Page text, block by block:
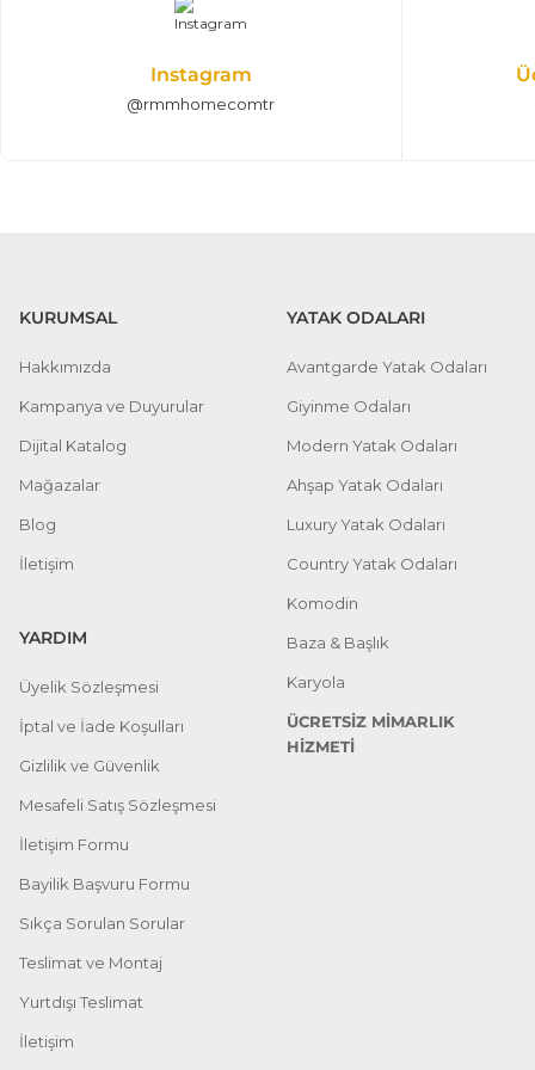
Gardrop, Komodin, Karyola, Şifonyer
Modern Yatak Odası Takımları
Gardrop, Komodin, Karyola, Şifonyer
Instagram
@rmmhomecomtr
KURUMSAL
Hakkımızda
Kampanya ve Duyurular
Dijital Katalog
Mağazalar
Blog
İletişim
YARDIM
Üyelik Sözleşmesi
İptal ve İade Koşulları
Gizlilik ve Güvenlik
Mesafeli Satış Sözleşmesi
İletişim Formu
Bayilik Başvuru Formu
Sıkça Sorulan Sorular
Teslimat ve Montaj
Yurtdışı Teslimat
İletişim
YATAK ODALARI
Avantgarde Yatak Odaları
Giyinme Odaları
Modern Yatak Odaları
Ahşap Yatak Odaları
Luxury Yatak Odaları
Country Yatak Odaları
Komodin
Baza & Başlık
Karyola
ÜCRETSİZ MİMARLIK
HİZMETİ